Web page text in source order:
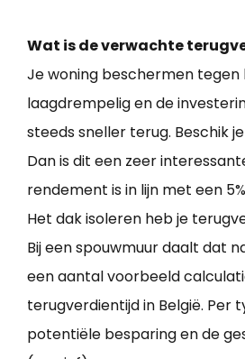
Wat is de verwachte
Je woning beschermen tegen
laagdrempelig en de
steeds sneller terug. Beschik
Dan is dit een zeer
rendement is in lijn met een
Het dak isoleren heb je
Bij een spouwmuur daalt dat
een aantal voorbeeld
terugverdientijd in België. Per
potentiële besparing en de